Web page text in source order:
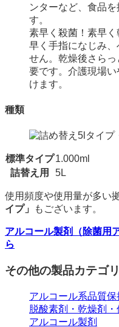
ンターなど、食品
す。
素早く殺菌！素早
早く手指になじみ
せん。乾燥後さら
要です。介護現場
けます。
種類
標準タイプ1.000ml
詰替え用
5L
使用頻度や使用量が多い
イプ」
もございます。
アルコール製剤（除菌用
ら
その他の製品カテゴ
アルコール系品質保
脱酸素剤・乾燥剤・
アルコール製剤